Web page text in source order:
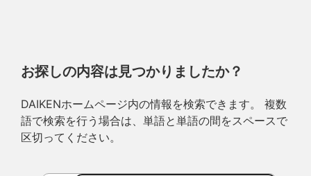
お探しの内容は見つかりましたか？
DAIKENホームページ内の情報を検索できます。 複数
語で検索を行う場合は、単語と単語の間をスペースで
区切ってください。